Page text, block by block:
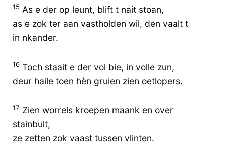
15 As e der op leunt, blift t nait stoan,
as e zok ter aan vastholden wil, den vaalt t
in nkander.
16 Toch staait e der vol bie, in volle zun,
deur haile toen hèn gruien zien oetlopers.
17 Zien worrels kroepen maank en over
stainbult,
ze zetten zok vaast tussen vlinten.